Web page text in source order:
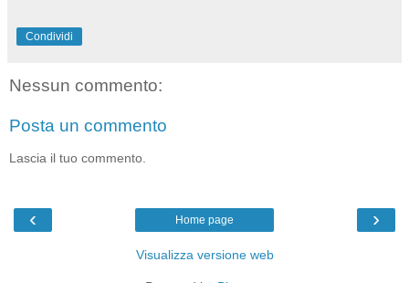
Condividi
Nessun commento:
Posta un commento
Lascia il tuo commento.
‹ ›
Home page
Visualizza versione web